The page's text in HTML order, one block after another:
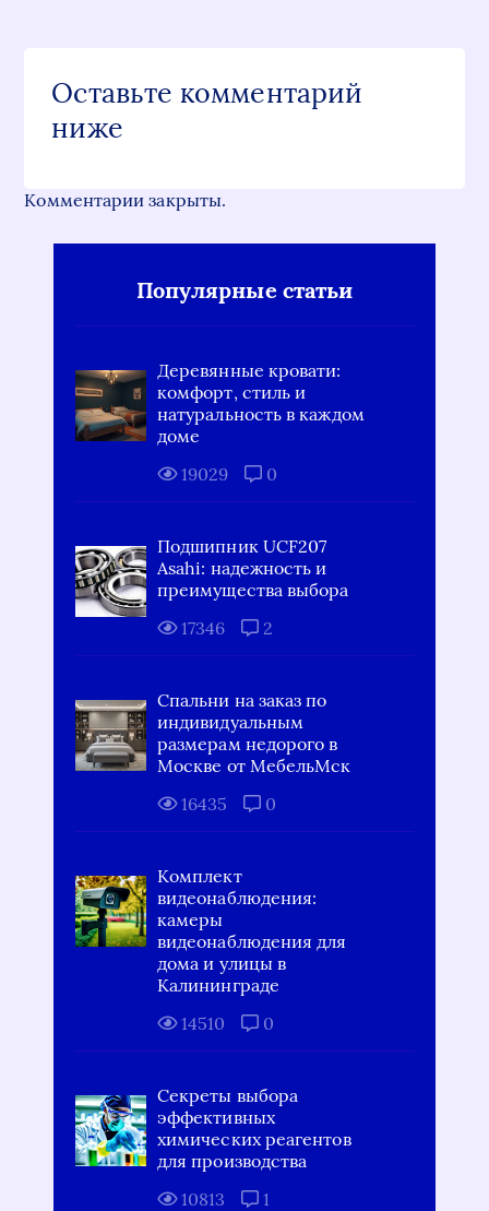
Оставьте комментарий
ниже
Комментарии закрыты.
Популярные статьи
Деревянные кровати:
комфорт, стиль и
натуральность в каждом
доме
19029
0
Подшипник UCF207
Asahi: надежность и
преимущества выбора
17346
2
Спальни на заказ по
индивидуальным
размерам недорого в
Москве от МебельМск
16435
0
Комплект
видеонаблюдения:
камеры
видеонаблюдения для
дома и улицы в
Калининграде
14510
0
Секреты выбора
эффективных
химических реагентов
для производства
10813
1